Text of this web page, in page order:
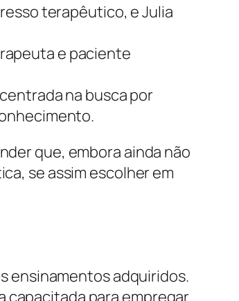
terapêutico, e Julia
e paciente
na busca por
que, embora ainda não
se assim escolher em
ensinamentos adquiridos.
capacitada para empregar